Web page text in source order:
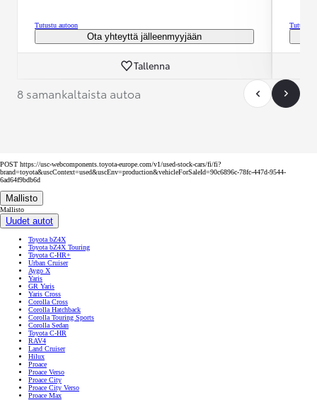
Tutustu autoon
Ota yhteyttä jälleenmyyjään
Tallenna
Tutustu
8 samankaltaista autoa
POST https://usc-webcomponents.toyota-europe.com/v1/used-stock-cars/fi/fi?
brand=toyota&uscContext=used&uscEnv=production&vehicleForSaleId=90c6896c-78fc-447d-9544-
6ad64f9bdb6d
Mallisto
Mallisto
Uudet autot
Toyota bZ4X
Toyota bZ4X Touring
Toyota C-HR+
Urban Cruiser
Aygo X
Yaris
GR Yaris
Yaris Cross
Corolla Cross
Corolla Hatchback
Corolla Touring Sports
Corolla Sedan
Toyota C-HR
RAV4
Land Cruiser
Hilux
Proace
Proace Verso
Proace City
Proace City Verso
Proace Max